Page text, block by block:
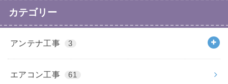
カテゴリー
アンテナ工事 3
エアコン工事 61